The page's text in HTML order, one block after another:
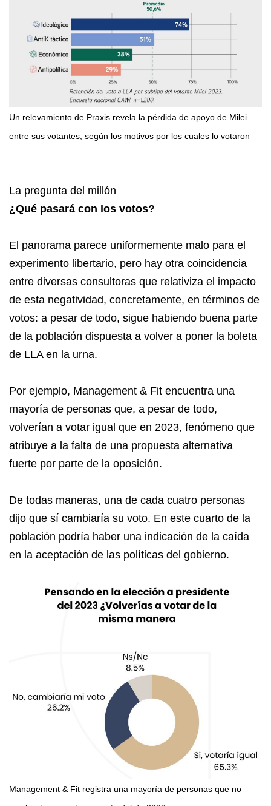
Un relevamiento de Praxis revela la pérdida de apoyo de Milei
entre sus votantes, según los motivos por los cuales lo votaron
La pregunta del millón
¿Qué pasará con los votos?
El panorama parece uniformemente malo para el
experimento libertario, pero hay otra coincidencia
entre diversas consultoras que relativiza el impacto
de esta negatividad, concretamente, en términos de
votos: a pesar de todo, sigue habiendo buena parte
de la población dispuesta a volver a poner la boleta
de LLA en la urna.
Por ejemplo, Management & Fit encuentra una
mayoría de personas que, a pesar de todo,
volverían a votar igual que en 2023, fenómeno que
atribuye a la falta de una propuesta alternativa
fuerte por parte de la oposición.
De todas maneras, una de cada cuatro personas
dijo que sí cambiaría su voto. En este cuarto de la
población podría haber una indicación de la caída
en la aceptación de las políticas del gobierno.
Management & Fit registra una mayoría de personas que no